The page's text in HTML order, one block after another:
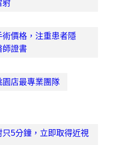
射
術價格，注重患者隱
師證書
園店最專業團隊
只5分鐘，立即取得近視